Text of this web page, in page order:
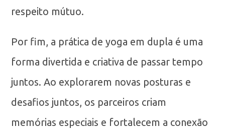
respeito mútuo.
Por fim, a prática de yoga em dupla é uma
forma divertida e criativa de passar tempo
juntos. Ao explorarem novas posturas e
desafios juntos, os parceiros criam
memórias especiais e fortalecem a conexão